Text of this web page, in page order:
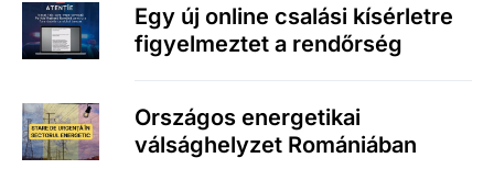
Egy új online csalási kísérletre
figyelmeztet a rendőrség
Országos energetikai
válsághelyzet Romániában